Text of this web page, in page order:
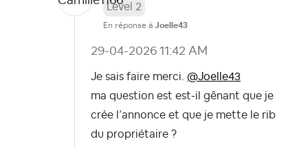
Level 2
En réponse à Joelle43
‎29-04-2026 11:42 AM
Je sais faire merci. @Joelle43
ma question est est-il gênant que je
crée l’annonce et que je mette le rib
du propriétaire ?